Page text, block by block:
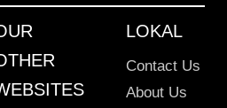
LOKAL
Contact Us
About Us